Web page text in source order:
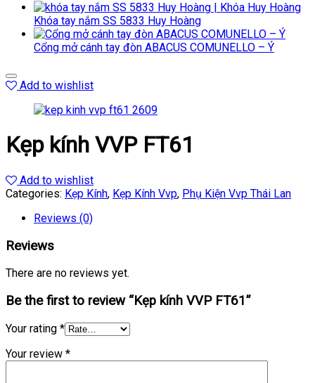
Khóa tay nắm SS 5833 Huy Hoàng
Cổng mở cánh tay đòn ABACUS COMUNELLO – Ý
Add to wishlist
Kẹp kính VVP FT61
Add to wishlist
Categories: Kẹp Kính, Kẹp Kính Vvp, Phụ Kiện Vvp Thái Lan
Reviews (0)
Reviews
There are no reviews yet.
Be the first to review “Kẹp kính VVP FT61”
Your rating *
Your review *